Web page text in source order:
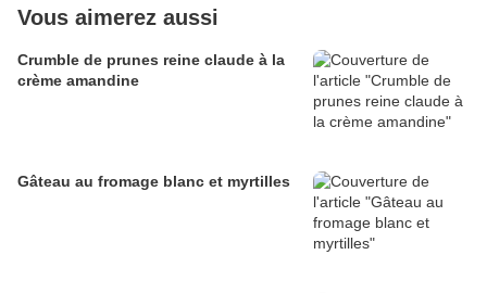
Vous aimerez aussi
Crumble de prunes reine claude à la
crème amandine
Gâteau au fromage blanc et myrtilles